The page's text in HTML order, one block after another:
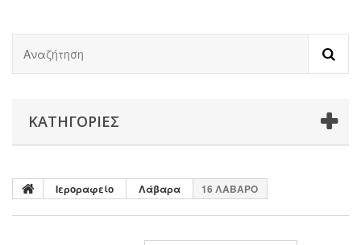
ΚΑΤΗΓΟΡΊΕΣ
Ιεροραφείο Λάβαρα 16 ΛΑΒΑΡΟ